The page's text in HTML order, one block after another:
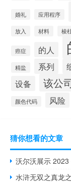
婚礼 应用程序
放入 材料 棱
癌症 的人
精盐 系列
设备 该公
颜色代码 风险
猜你想看的文章
沃尔沃展示
水浒无双之真龙